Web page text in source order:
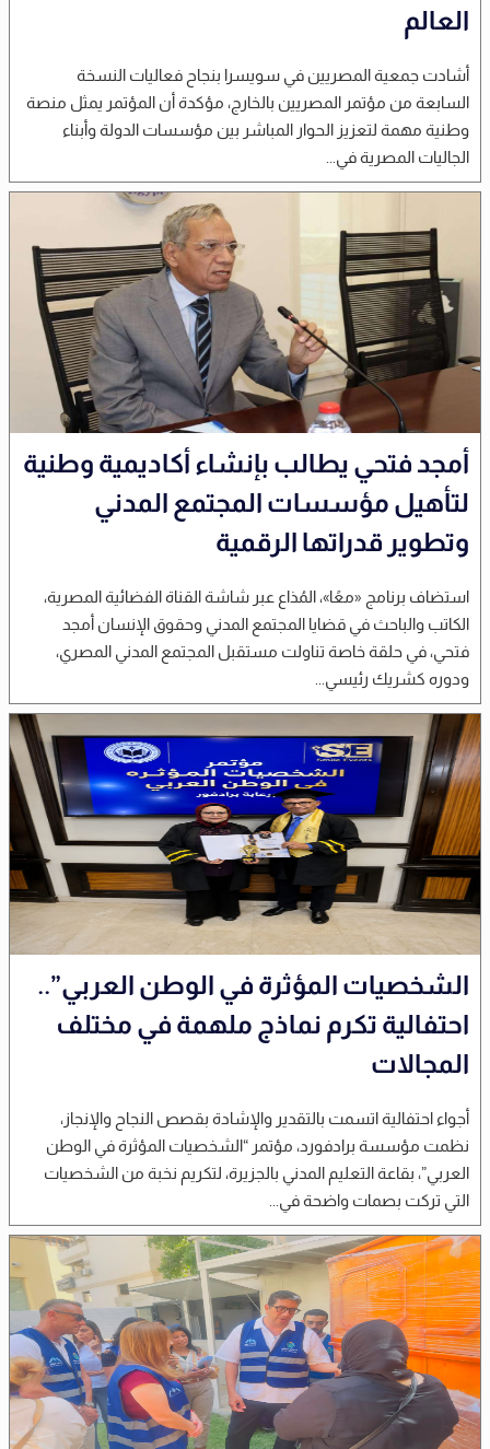
العالم
أشادت جمعية المصريين في سويسرا بنجاح فعاليات النسخة
السابعة من مؤتمر المصريين بالخارج، مؤكدة أن المؤتمر يمثل منصة
وطنية مهمة لتعزيز الحوار المباشر بين مؤسسات الدولة وأبناء
الجاليات المصرية في...
أمجد فتحي يطالب بإنشاء أكاديمية وطنية
لتأهيل مؤسسات المجتمع المدني
وتطوير قدراتها الرقمية
استضاف برنامج «معًا»، المُذاع عبر شاشة القناة الفضائية المصرية،
الكاتب والباحث في قضايا المجتمع المدني وحقوق الإنسان أمجد
فتحي، في حلقة خاصة تناولت مستقبل المجتمع المدني المصري،
ودوره كشريك رئيسي...
الشخصيات المؤثرة في الوطن العربي”..
احتفالية تكرم نماذج ملهمة في مختلف
المجالات
أجواء احتفالية اتسمت بالتقدير والإشادة بقصص النجاح والإنجاز،
نظمت مؤسسة برادفورد، مؤتمر “الشخصيات المؤثرة في الوطن
العربي”، بقاعة التعليم المدني بالجزيرة، لتكريم نخبة من الشخصيات
التي تركت بصمات واضحة في...